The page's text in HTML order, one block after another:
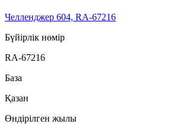
Челленджер 604, RA-67216
Бүйірлік нөмір
RA-67216
База
Қазан
Өндірілген жылы